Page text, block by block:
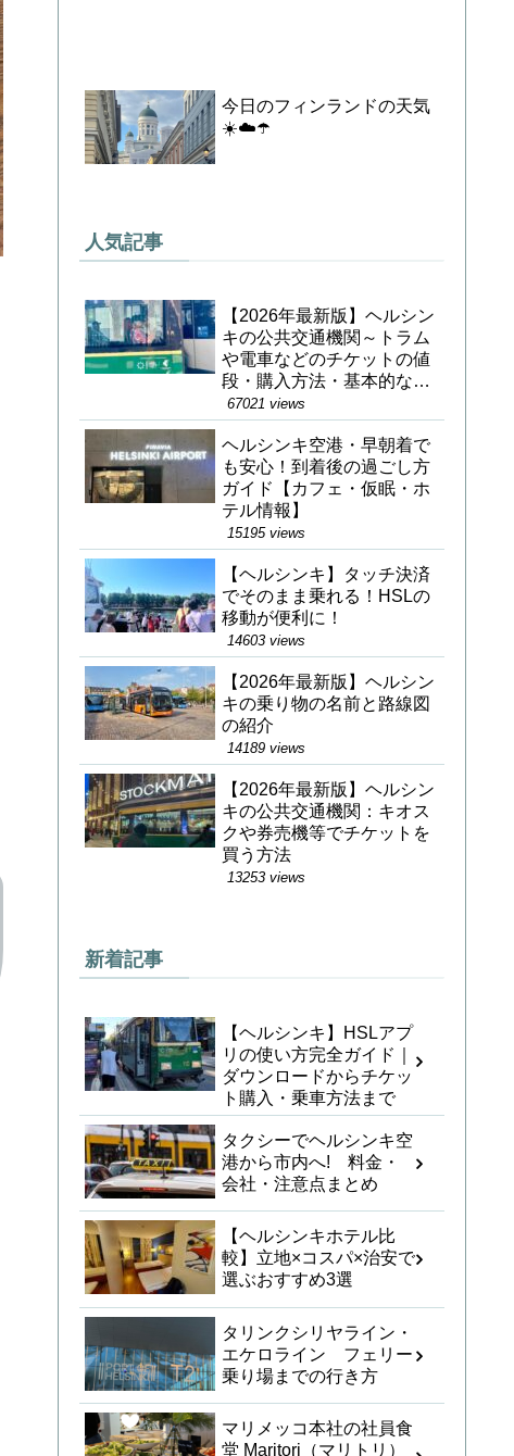
今日のフィンランドの天気
☀️☁️☂️
人気記事
【2026年最新版】ヘルシン
キの公共交通機関～トラム
や電車などのチケットの値
段・購入方法・基本的な乗
り方～
67021 views
ヘルシンキ空港・早朝着で
も安心！到着後の過ごし方
ガイド【カフェ・仮眠・ホ
テル情報】
15195 views
【ヘルシンキ】タッチ決済
でそのまま乗れる！HSLの
移動が便利に！
14603 views
【2026年最新版】ヘルシン
キの乗り物の名前と路線図
の紹介
14189 views
【2026年最新版】ヘルシン
キの公共交通機関：キオス
クや券売機等でチケットを
買う方法
13253 views
新着記事
【ヘルシンキ】HSLアプ
リの使い方完全ガイド｜
ダウンロードからチケッ
ト購入・乗車方法まで
タクシーでヘルシンキ空
港から市内へ! 料金・
会社・注意点まとめ
【ヘルシンキホテル比
較】立地×コスパ×治安で
選ぶおすすめ3選
タリンクシリヤライン・
エケロライン フェリー
乗り場までの行き方
マリメッコ本社の社員食
堂 Maritori（マリトリ）